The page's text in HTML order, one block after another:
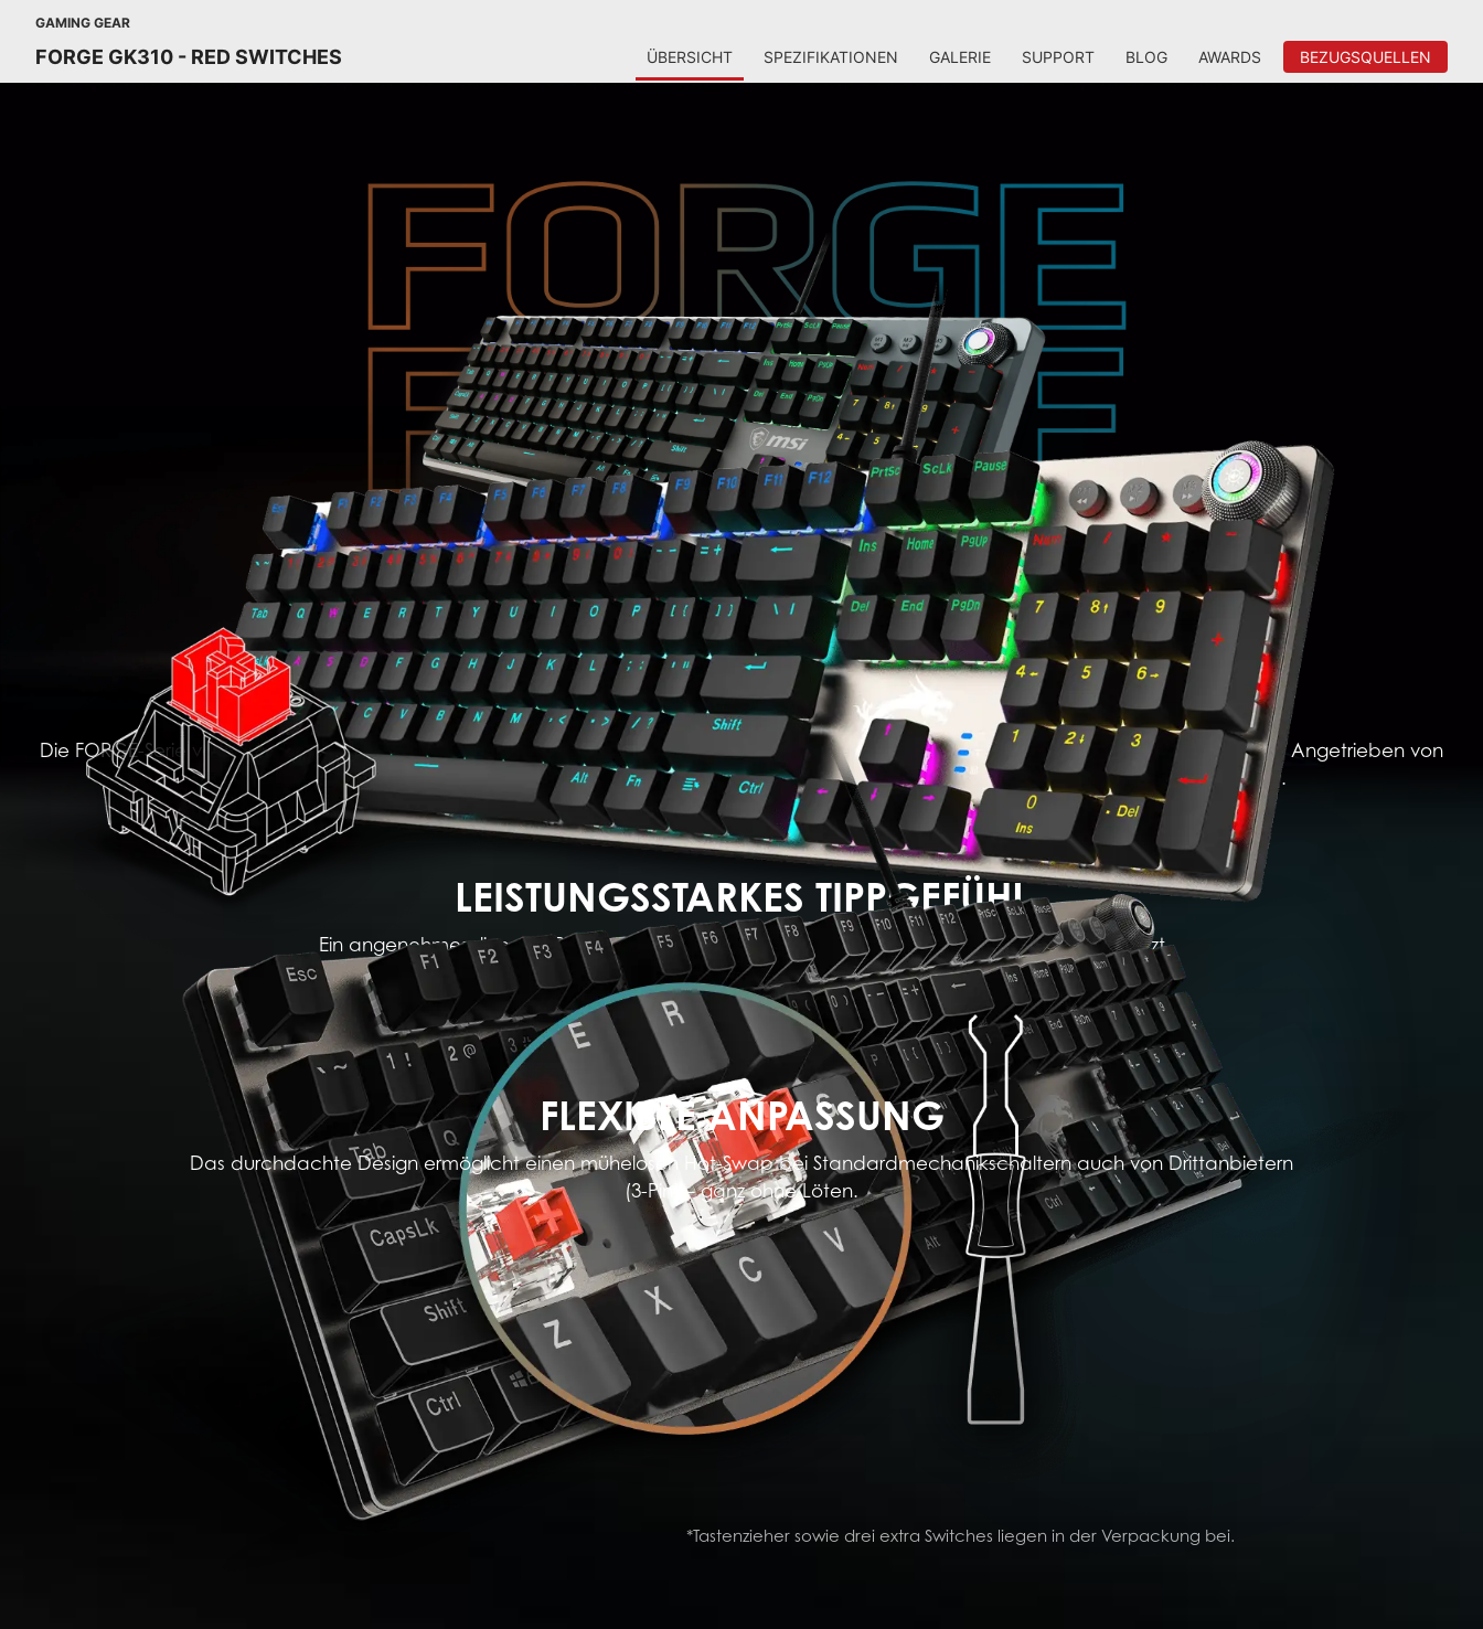
GAMING GEAR
FORGE GK310 - RED SWITCHES ÜBERSICHT SPEZIFIKATIONEN GALERIE SUPPORT BLOG AWARDS BEZUGSQUELLEN
GK310
Die FORGE-Serie vereint Gaming und kreative Entfaltung und bietet Gamern eine Plattform, um individuelle Gamingerlebnisse zu schaffen. Angetrieben von
durchdachten Komponenten, fördert die FORGE-Serie nicht nur die Kreativität, sondern verbessert auch das Gameplay.
LEISTUNGSSTARKES TIPPGEFÜHL
Ein angenehmes, lineares Profil sorgt für präzises Feedback bei jedem Tastendruck, unterstützt
durch langlebige und staubdichte mechanische Red Switches.
FLEXIBLE ANPASSUNG
Das durchdachte Design ermöglicht einen mühelosen Hot-Swap bei Standardmechanikschaltern auch von Drittanbietern
(3-Pin) – ganz ohne Löten.
*Tastenzieher sowie drei extra Switches liegen in der Verpackung bei.